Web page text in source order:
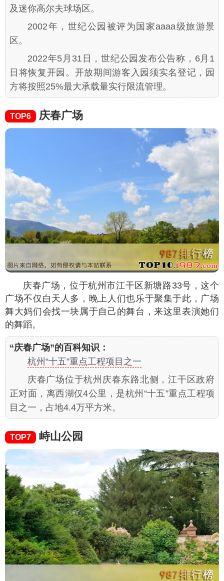
及迷你高尔夫球场区。
2002年，世纪公园被评为国家aaaa级旅游景
区。
2022年5月31日，世纪公园发布公告称，6月1
日将恢复开园。开放期间游客入园须实名登记，园
方将按照25%最大承载量实行限流管理。
TOP6 庆春广场
庆春广场，位于杭州市江干区新塘路33号，这个
广场不仅白天人多，晚上人们也乐于聚集于此，广场
舞大妈们会找一块属于自己的舞台，来这里表演她们
的舞蹈。
“庆春广场”的百科知识：
杭州“十五”重点工程项目之一
庆春广场位于杭州庆春东路北侧，江干区政府
正对面，离西湖仅4公里，是杭州“十五”重点工程项
目之一，占地4.4万平方米。
TOP7 峙山公园